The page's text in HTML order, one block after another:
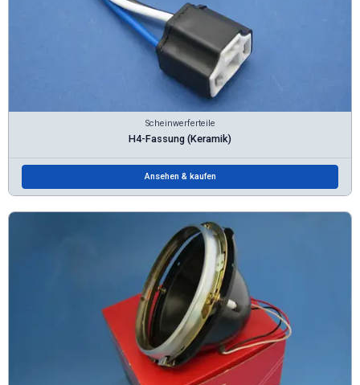
Scheinwerferteile
H4-Fassung (Keramik)
Ansehen & kaufen